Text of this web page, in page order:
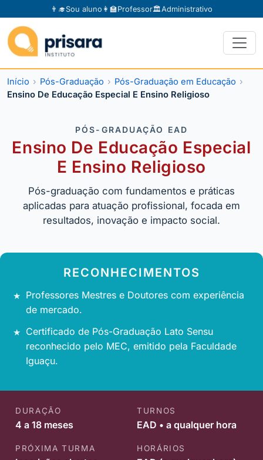
👨‍🎓Sou aluno 👩‍🏫Professor🏛️Administrativo
Início Pós-Graduação
Pós-Graduação em Educação
Ensino De Educação Especial E Ensino Religioso
PÓS-GRADUAÇÃO EAD
Ensino De Educação Especial
E Ensino Religioso
Pós-graduação com fundamentos e práticas
aplicadas para atuação profissional, focada em
resultados, inovação e impacto social.
RECONHECIMENTOS
Professores Mestres e Doutores com experiência
de mercado.
Certificado de Pós-Graduação Lato Sensu
reconhecido pelo MEC, emitido pela Faculdade
Iguaçu.
DURAÇÃO
4 a 18 meses
TURNOS
EAD • a qualquer hora
PRÓXIMA TURMA HORÁRIOS